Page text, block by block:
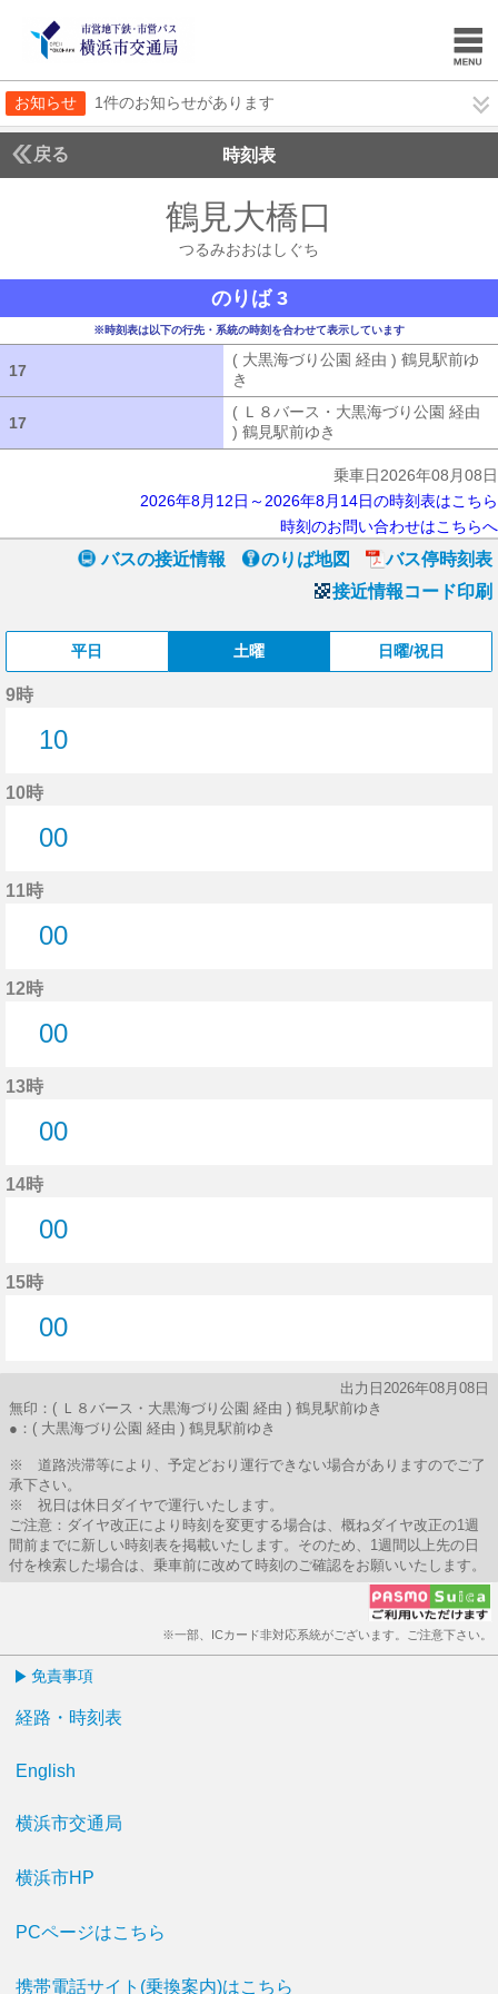
お知らせ 1件のお知らせがあります
戻る 時刻表
鶴見大橋口
つるみおおはしぐち
のりば 3
※時刻表は以下の行先・系統の時刻を合わせて表示しています
17
( 大黒海づり公園 経由 ) 鶴見駅前ゆ
き
17
( Ｌ８バース・大黒海づり公園 経由
) 鶴見駅前ゆき
乗車日2026年08月08日
2026年8月12日～2026年8月14日の時刻表はこちら
時刻のお問い合わせはこちらへ
バスの接近情報 のりば地図
バス停時刻表
接近情報コード印刷
平日 土曜 日曜/祝日
9時
10
10時
00
11時
00
12時
00
13時
00
14時
00
15時
00
出力日2026年08月08日
無印：( Ｌ８バース・大黒海づり公園 経由 ) 鶴見駅前ゆき
●：( 大黒海づり公園 経由 ) 鶴見駅前ゆき
※ 道路渋滞等により、予定どおり運行できない場合がありますのでご了
承下さい。
※ 祝日は休日ダイヤで運行いたします。
ご注意：ダイヤ改正により時刻を変更する場合は、概ねダイヤ改正の1週
間前までに新しい時刻表を掲載いたします。そのため、1週間以上先の日
付を検索した場合は、乗車前に改めて時刻のご確認をお願いいたします。
※一部、ICカード非対応系統がございます。ご注意下さい。
免責事項
経路・時刻表
English
横浜市交通局
横浜市HP
PCページはこちら
携帯電話サイト(乗換案内)はこちら